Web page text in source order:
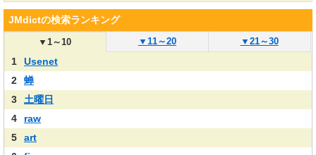
JMdictの検索ランキング
▼1～10 ▼ 11～20 ▼ 21～30
1
Usenet
2
蝉
3
土曜日
4
raw
5
art